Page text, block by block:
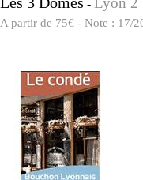
-
A partir de 75€ - Note : 17/